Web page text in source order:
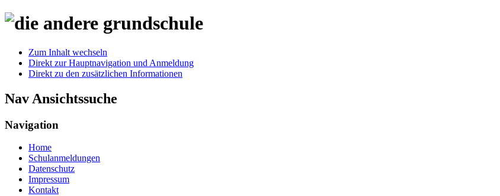
Zum Inhalt wechseln
Direkt zur Hauptnavigation und Anmeldung
Direkt zu den zusätzlichen Informationen
Nav Ansichtssuche
Navigation
Home
Schulanmeldungen
Datenschutz
Impressum
Kontakt